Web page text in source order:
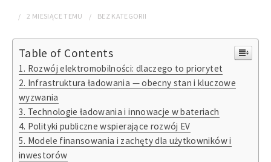
2 MIESIĄCETEMU BEZ KATEGORII
Table of Contents
Rozwój elektromobilności: dlaczego to priorytet
Infrastruktura ładowania — obecny stan i kluczowe
wyzwania
Technologie ładowania i innowacje w bateriach
Polityki publiczne wspierające rozwój EV
Modele finansowania i zachęty dla użytkowników i
inwestorów